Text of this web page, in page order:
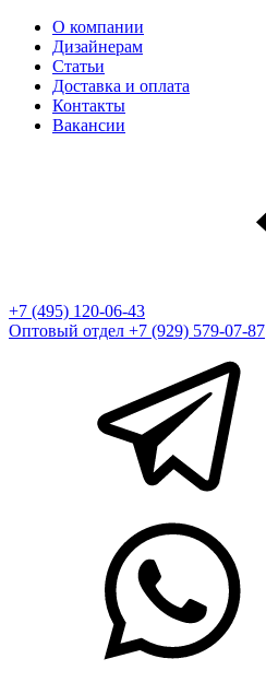
О компании
Дизайнерам
Статьи
Доставка и оплата
Контакты
Вакансии
+7 (495) 120-06-43
Оптовый отдел +7 (929) 579-07-87